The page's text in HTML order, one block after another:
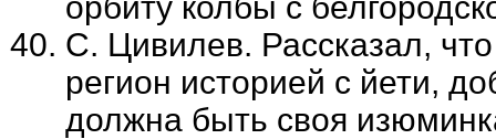
С. Цивилев. Рассказал,
регион историей с йети,
должна быть своя